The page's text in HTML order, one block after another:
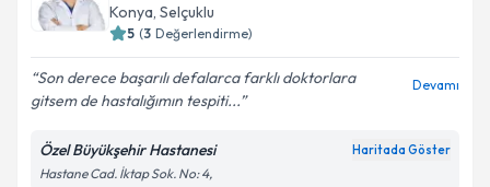
Konya, Selçuklu
5 (3 Değerlendirme)
Son derece başarılı defalarca farklı doktorlara
gitsem de hastalığımın tespiti...
Devamı
Özel Büyükşehir Hastanesi Haritada Göster
Hastane Cad. İktap Sok. No: 4,